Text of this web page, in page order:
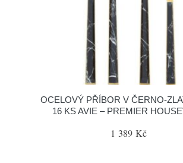
OCELOVÝ PŘÍBOR V ČERNO-
16 KS AVIE – PREMIER
1 389 Kč